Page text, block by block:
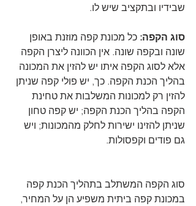
שבידיו ובתקציב שיש לו.
סוג הקפה: כל מכונת קפה מוזנת באופן
שונה ובקפה שונה. אין הכוונה ליצרן הקפה
אלא לסוג הקפה איתו יש להזין את המכונה
בהליך הכנת הקפה. כך, יש פולי קפה שניתן
להזין רק למכונות המשלבות את טחינת
הקפה בהליך הכנת הקפה; יש קפה טחון
שניתן להזינו ישירות לחלק מהמכונות; ויש
גם פודים וקפסולות.
סוג הקפה המשתלב בתהליך הכנת קפה
במכונת קפה ביתית משפיע הן על המחיר,